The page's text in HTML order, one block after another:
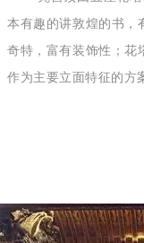
本有趣的讲敦煌的书，
奇特，富有装饰性；花
作为主要立面特征的方